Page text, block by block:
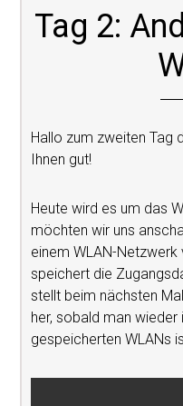
Tag 2:
Hallo zum zweiten Tag
Ihnen gut!
Heute wird es um das
möchten wir uns
einem WLAN-Netzwerk
speichert die
stellt beim nächsten
her, sobald man wieder
gespeicherten WLANs